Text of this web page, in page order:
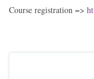
Course registration =>